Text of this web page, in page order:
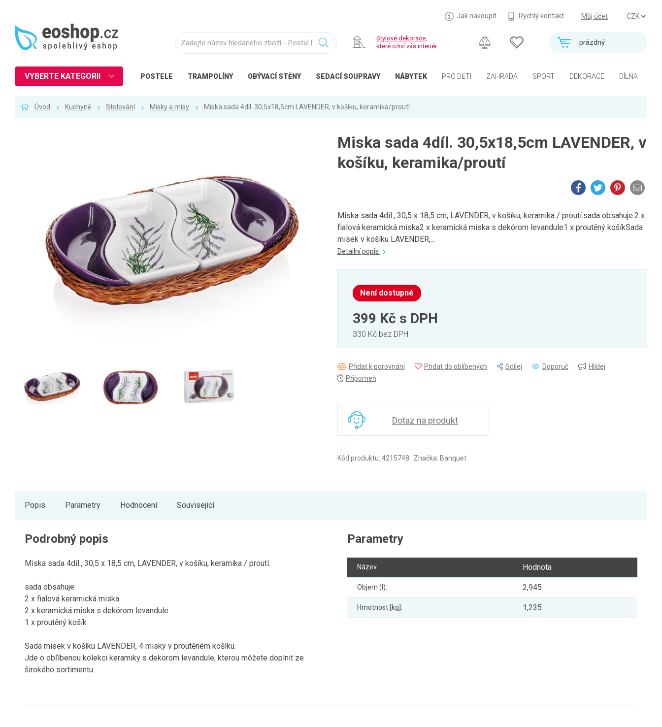
Můj účet
Jak nakoupit Rychlý kontakt
prázdný
Stylové dekorace,
které oživí váš interiér
POSTELE TRAMPOLÍNY OBÝVACÍ STĚNY SEDACÍ SOUPRAVY NÁBYTEK PRO DĚTI ZAHRADA SPORT DEKORACE DÍLNA
VYBERTE KATEGORII
Zahrada
Balkon a terasa
Dílna
Auto-moto
Všechny kategorie
Úvod Kuchyně Stolování Misky a mísy Miska sada 4díl. 30,5x18,5cm LAVENDER, v košíku, keramika/proutí
Miska sada 4díl. 30,5x18,5cm LAVENDER, v
košíku, keramika/proutí
Miska sada 4díl., 30,5 x 18,5 cm, LAVENDER, v košíku, keramika / proutí.sada obsahuje:2 x
fialová keramická miska2 x keramická miska s dekórom levandule1 x proutěný košíkSada
misek v košíku LAVENDER,...
Detailní popis
Není dostupné
399 Kč s DPH
330 Kč bez DPH
Přidat k porovnání Přidat do oblíbených Sdílej Doporuč
Hlídej
Připomeň
Dotaz na produkt
Kód produktu: 4215748 Značka: Banquet
Popis Parametry Hodnocení Související
Podrobný popis
Miska sada 4díl., 30,5 x 18,5 cm, LAVENDER, v košíku, keramika / proutí.
sada obsahuje:
2 x fialová keramická miska
2 x keramická miska s dekórom levandule
1 x proutěný košík
Sada misek v košíku LAVENDER, 4 misky v proutěném košíku.
Jde o obľíbenou kolekci keramiky s dekorom levandule, kterou môžete doplnit ze
širokého sortimentu.
Parametry
Název Hodnota
Objem (l): 2,945
Hmotnost [kg]: 1,235